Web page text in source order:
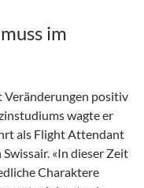
im
positiv
wagte er
als Flight Attendant
«In dieser Zeit
Charaktere